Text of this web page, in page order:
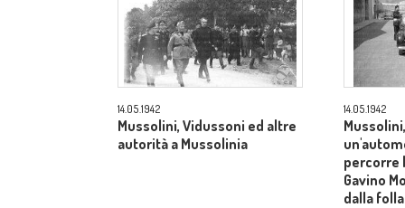
14.05.1942
Mussolini, Vidussoni ed altre
autorità a Mussolinia
14.05.1942
percorre
Gavino
dalla folla